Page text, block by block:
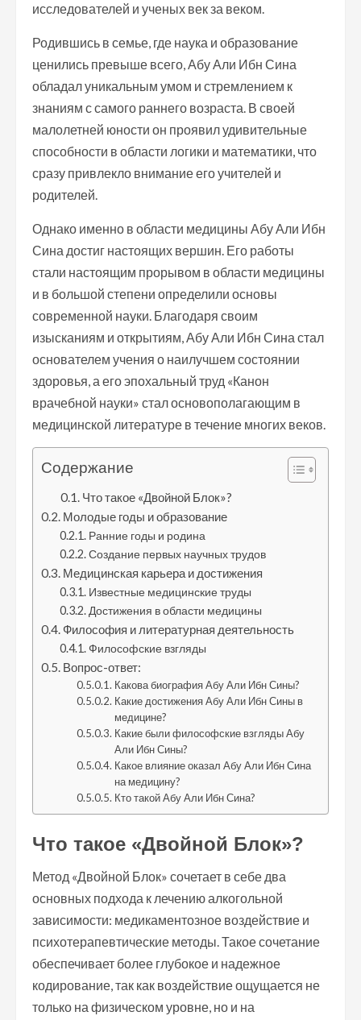
исследователей и ученых век за веком.
Родившись в семье, где наука и образование
ценились превыше всего, Абу Али Ибн Сина
обладал уникальным умом и стремлением к
знаниям с самого раннего возраста. В своей
малолетней юности он проявил удивительные
способности в области логики и математики, что
сразу привлекло внимание его учителей и
родителей.
Однако именно в области медицины Абу Али Ибн
Сина достиг настоящих вершин. Его работы
стали настоящим прорывом в области медицины
и в большой степени определили основы
современной науки. Благодаря своим
изысканиям и открытиям, Абу Али Ибн Сина стал
основателем учения о наилучшем состоянии
здоровья, а его эпохальный труд «Канон
врачебной науки» стал основополагающим в
медицинской литературе в течение многих веков.
Содержание
Что такое «Двойной Блок»?
Молодые годы и образование
Ранние годы и родина
Создание первых научных трудов
Медицинская карьера и достижения
Известные медицинские труды
Достижения в области медицины
Философия и литературная деятельность
Философские взгляды
Вопрос-ответ:
Какова биография Абу Али Ибн Сины?
Какие достижения Абу Али Ибн Сины в
медицине?
Какие были философские взгляды Абу
Али Ибн Сины?
Какое влияние оказал Абу Али Ибн Сина
на медицину?
Кто такой Абу Али Ибн Сина?
Что такое «Двойной Блок»?
Метод «Двойной Блок» сочетает в себе два
основных подхода к лечению алкогольной
зависимости: медикаментозное воздействие и
психотерапевтические методы. Такое сочетание
обеспечивает более глубокое и надежное
кодирование, так как воздействие ощущается не
только на физическом уровне, но и на